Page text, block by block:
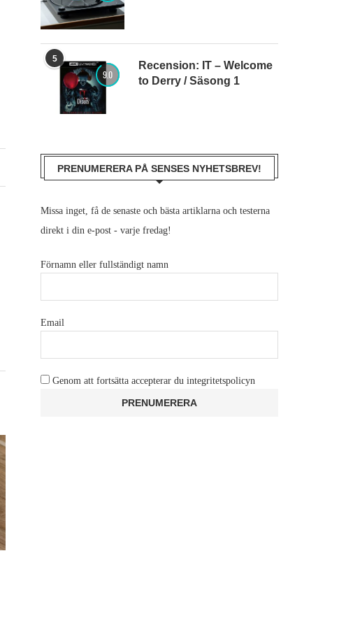
5
9.0
Recension: IT – Welcome
to Derry / Säsong 1
PRENUMERERA PÅ SENSES NYHETSBREV!
Missa inget, få de senaste och bästa artiklarna och testerna
direkt i din e-post - varje fredag!
Förnamn eller fullständigt namn
Email
Genom att fortsätta accepterar du integritetspolicyn